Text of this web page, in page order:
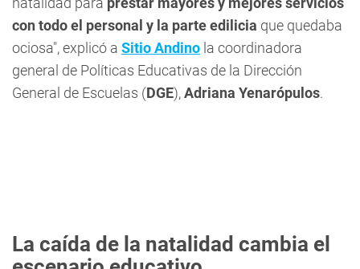
con todo el personal y la parte edilicia que quedaba
ociosa", explicó a Sitio Andino la coordinadora
general de Políticas Educativas de la Dirección
General de Escuelas (DGE),Adriana Yenarópulos.
La caída de la natalidad cambia el